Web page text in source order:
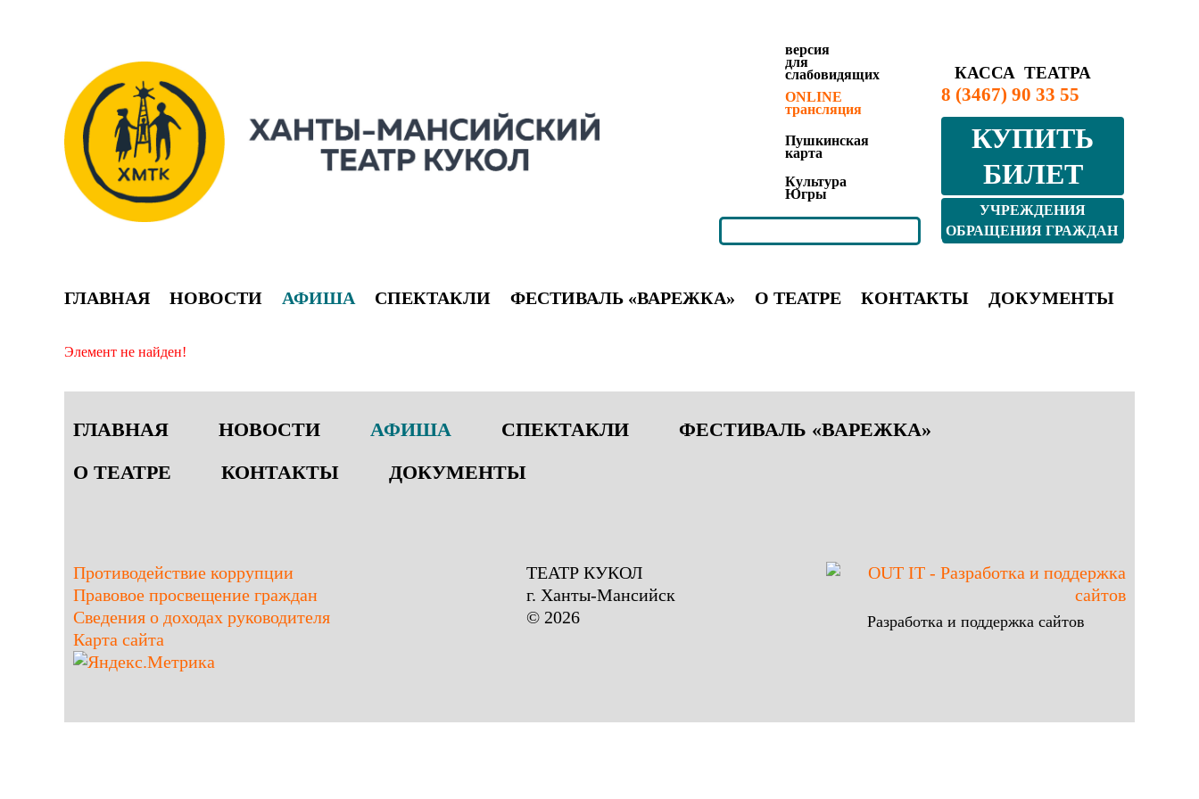
версия
для
слабовидящих
ONLINE
трансляция
Пушкинская
карта
Культура
Югры
КАССА ТЕАТРА
8 (3467) 90 33 55
КУПИТЬ
БИЛЕТ
УЧРЕЖДЕНИЯ
КУЛЬТУРЫ ЮГРЫ
ОБРАЩЕНИЯ ГРАЖДАН
ГЛАВНАЯ НОВОСТИ АФИША СПЕКТАКЛИ ФЕСТИВАЛЬ «ВАРЕЖКА» О ТЕАТРЕ КОНТАКТЫ ДОКУМЕНТЫ
Элемент не найден!
ГЛАВНАЯ НОВОСТИ АФИША СПЕКТАКЛИ
ФЕСТИВАЛЬ «ВАРЕЖКА»
О ТЕАТРЕ
КОНТАКТЫ ДОКУМЕНТЫ
Противодействие коррупции
Правовое просвещение граждан
Сведения о доходах руководителя
Карта сайта
ТЕАТР КУКОЛ
г. Ханты-Мансийск
© 2026
Разработка и поддержка сайтов